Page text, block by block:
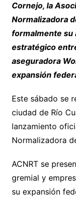
Cornejo, la
Normalizadora
formalmente su
estratégico
aseguradora
expansión
Este sábado se
ciudad de Río
lanzamiento
Normalizadora
ACNRT se
gremial y
su expansión